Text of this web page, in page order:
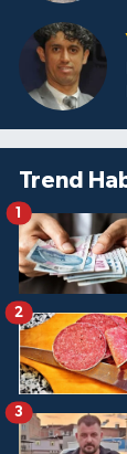
Trend
1
2
3